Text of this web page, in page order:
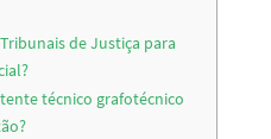
de Justiça para
técnico grafotécnico